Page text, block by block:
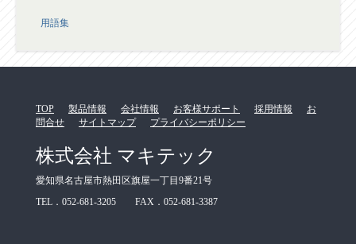
用語集
TOP 製品情報 会社情報 お客様サポート 採用情報
お
問合せ
サイトマップ プライバシーポリシー
株式会社 マキテック
愛知県名古屋市熱田区旗屋一丁目9番21号
TEL．052-681-3205 FAX．052-681-3387